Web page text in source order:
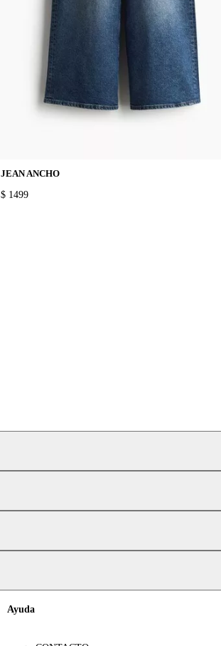
JEAN ANCHO
PRICE:
$ 1499
Ayuda